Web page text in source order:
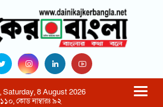
, Saturday, 8 August 2026
১১০, কোড নাম্বারঃ ৯২